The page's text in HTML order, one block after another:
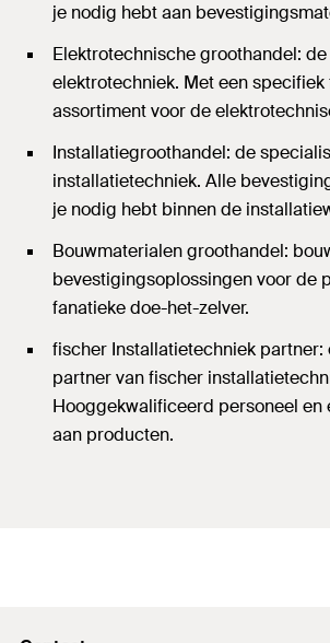
je nodig hebt aan
Elektrotechnische groothandel:
elektrotechniek. Met een
assortiment voor de
Installatiegroothandel: de
installatietechniek. Alle
je nodig hebt binnen de
Bouwmaterialen groothandel:
bevestigingsoplossingen voor de
fanatieke doe-het-zelver.
fischer Installatietechniek partner:
partner van fischer
Hooggekwalificeerd personeel en
aan producten.